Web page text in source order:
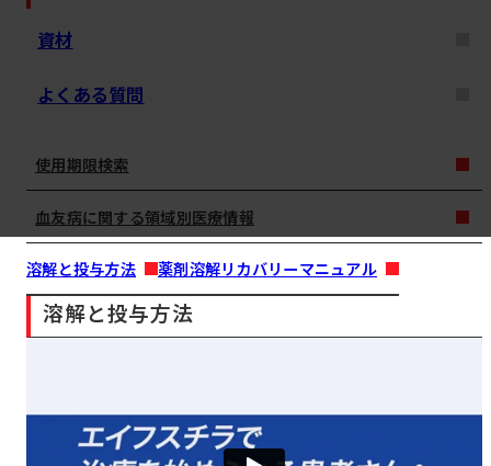
資材
よくある質問
使用期限検索
血友病に関する領域別医療情報
溶解と投与方法 薬剤溶解リカバリーマニュアル
溶解と投与方法